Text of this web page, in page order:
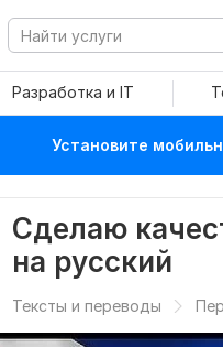
Разработка и IT
Установите
Сделаю
на русский
Тексты и переводы